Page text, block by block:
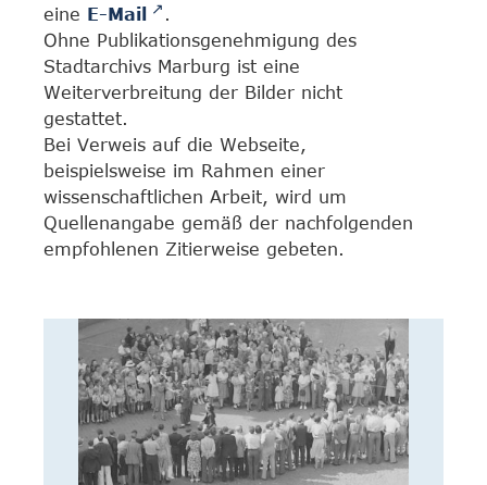
eine E-Mail
.
Ohne Publikationsgenehmigung des
Stadtarchivs Marburg ist eine
Weiterverbreitung der Bilder nicht
gestattet.
Bei Verweis auf die Webseite,
beispielsweise im Rahmen einer
wissenschaftlichen Arbeit, wird um
Quellenangabe gemäß der nachfolgenden
empfohlenen Zitierweise gebeten.